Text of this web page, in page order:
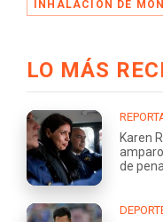
INHALACIÓN DE
LO MÁS
Karen
de